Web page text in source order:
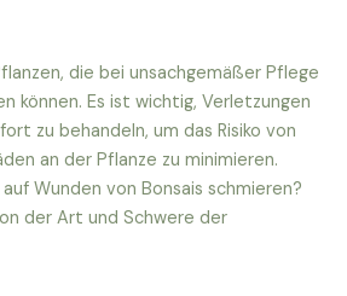
die bei unsachgemäßer Pflege
können. Es ist wichtig, Verletzungen
zu behandeln, um das Risiko von
an der Pflanze zu minimieren.
Wunden von Bonsais schmieren?
der Art und Schwere der